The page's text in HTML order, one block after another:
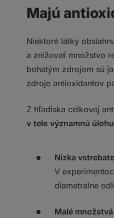
Majú
Niektoré látky
a znižovať množstvo
bohatým zdrojom sú
zdroje antioxidantov
Z hľadiska celkovej
v tele významnú úlohu
Nízka
V
diametrálne
Malé